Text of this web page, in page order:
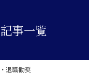
事一覧
退職勧奨